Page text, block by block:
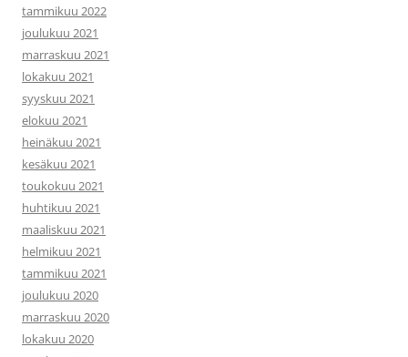
tammikuu 2022
joulukuu 2021
marraskuu 2021
lokakuu 2021
syyskuu 2021
elokuu 2021
heinäkuu 2021
kesäkuu 2021
toukokuu 2021
huhtikuu 2021
maaliskuu 2021
helmikuu 2021
tammikuu 2021
joulukuu 2020
marraskuu 2020
lokakuu 2020